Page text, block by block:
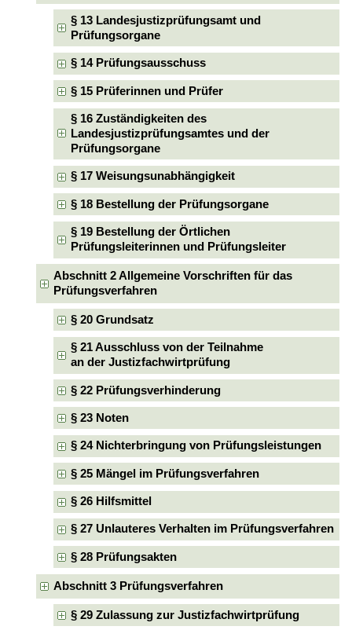
§ 13 Landesjustizprüfungsamt und
Prüfungsorgane
§ 14 Prüfungsausschuss
§ 15 Prüferinnen und Prüfer
§ 16 Zuständigkeiten des
Landesjustizprüfungsamtes und der
Prüfungsorgane
§ 17 Weisungsunabhängigkeit
§ 18 Bestellung der Prüfungsorgane
§ 19 Bestellung der Örtlichen
Prüfungsleiterinnen und Prüfungsleiter
Abschnitt 2 Allgemeine Vorschriften für das
Prüfungsverfahren
§ 20 Grundsatz
§ 21 Ausschluss von der Teilnahme
an der Justizfachwirtprüfung
§ 22 Prüfungsverhinderung
§ 23 Noten
§ 24 Nichterbringung von Prüfungsleistungen
§ 25 Mängel im Prüfungsverfahren
§ 26 Hilfsmittel
§ 27 Unlauteres Verhalten im Prüfungsverfahren
§ 28 Prüfungsakten
Abschnitt 3 Prüfungsverfahren
§ 29 Zulassung zur Justizfachwirtprüfung